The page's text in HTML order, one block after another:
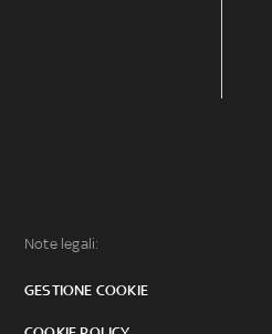
Note legali:
GESTIONE COOKIE